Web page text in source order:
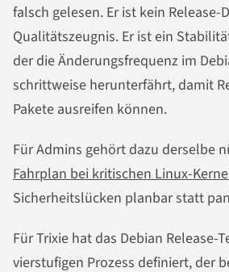
falsch gelesen. Er ist kein Release-
Qualitätszeugnis. Er ist ein
der die Änderungsfrequenz im
schrittweise herunterfährt, damit
Pakete ausreifen können.
Für Admins gehört dazu derselbe
Fahrplan bei kritischen Linux-
Sicherheitslücken planbar statt
Für Trixie hat das Debian Release-
vierstufigen Prozess definiert, der